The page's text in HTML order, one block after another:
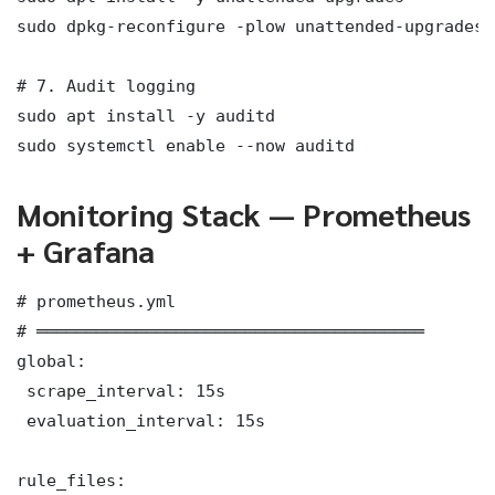
sudo dpkg-reconfigure -plow unattended-upgrades
# 7. Audit logging
sudo apt install -y auditd
sudo systemctl enable --now auditd
Monitoring Stack — Prometheus
+ Grafana
# prometheus.yml
# ═══════════════════════════════════════
global:
scrape_interval: 15s
evaluation_interval: 15s
rule_files: